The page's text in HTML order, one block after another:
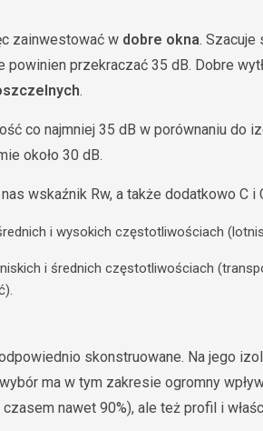
zainwestować w dobre okna. Szacuje
powinien przekraczać 35 dB. Dobre
.
co najmniej 35 dB w porównaniu do
około 30 dB.
wskaźnik Rw, a także dodatkowo C i
i wysokich częstotliwościach
i średnich częstotliwościach
skonstruowane. Na jego
ma w tym zakresie ogromny
nawet 90%), ale też profil i